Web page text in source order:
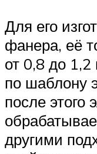
Для его
фанера, её
от 0,8 до
по шаблону
после этого
другими